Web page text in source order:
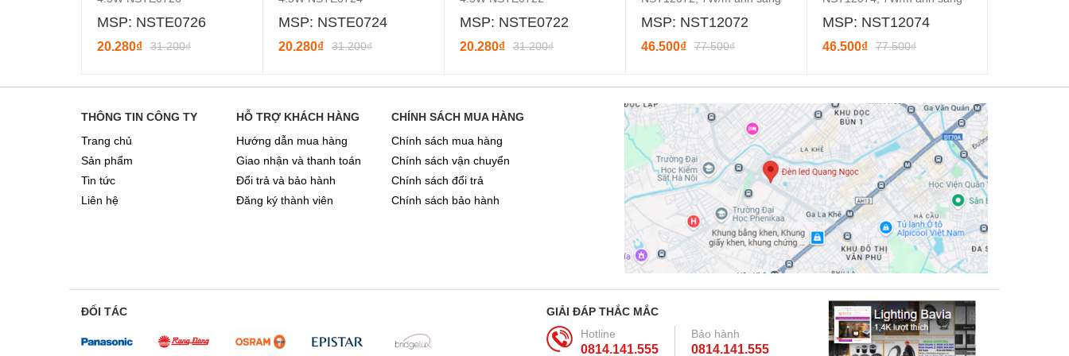
MSP: NSTE0726
20.280₫ 31.200₫
MSP: NSTE0724
20.280₫ 31.200₫
MSP: NSTE0722
20.280₫ 31.200₫
MSP: NST12072
46.500₫ 77.500₫
MSP: NST12074
46.500₫ 77.500₫
THÔNG TIN CÔNG TY
Trang chủ
Sản phẩm
Tin tức
Liên hệ
HỖ TRỢ KHÁCH HÀNG
Hướng dẫn mua hàng
Giao nhận và thanh toán
Đổi trả và bảo hành
Đăng ký thành viên
CHÍNH SÁCH MUA HÀNG
Chính sách mua hàng
Chính sách vận chuyển
Chính sách đổi trả
Chính sách bảo hành
ĐỐI TÁC
GIẢI ĐÁP THẮC MẮC
Hotline
0814.141.555
Bảo hành
0814.141.555